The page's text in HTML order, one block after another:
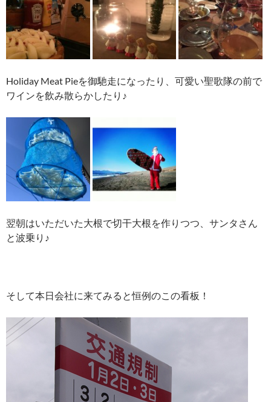
Holiday Meat Pieを御馳走になったり、可愛い聖歌隊の前で
ワインを飲み散らかしたり♪
翌朝はいただいた大根で切干大根を作りつつ、サンタさん
と波乗り♪
そして本日会社に来てみると恒例のこの看板！